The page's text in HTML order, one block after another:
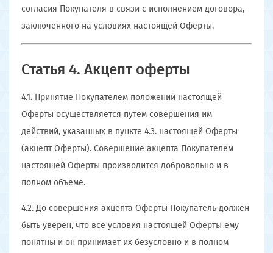
согласия Покупателя в связи с исполнением договора,
заключенного на условиях настоящей Оферты.
Статья 4. Акцепт оферты
4.1. Принятие Покупателем положений настоящей
Оферты осуществляется путем совершения им
действий, указанных в пункте 4.3. настоящей Оферты
(акцепт Оферты). Совершение акцепта Покупателем
настоящей Оферты производится добровольно и в
полном объеме.
4.2. До совершения акцепта Оферты Покупатель должен
быть уверен, что все условия настоящей Оферты ему
понятны и он принимает их безусловно и в полном